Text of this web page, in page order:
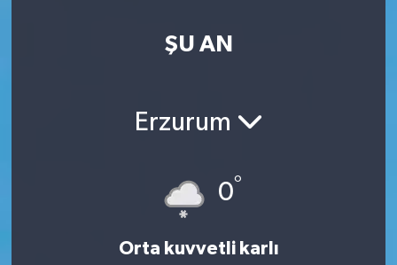
ŞU AN
Erzurum
0°
Orta kuvvetli karlı